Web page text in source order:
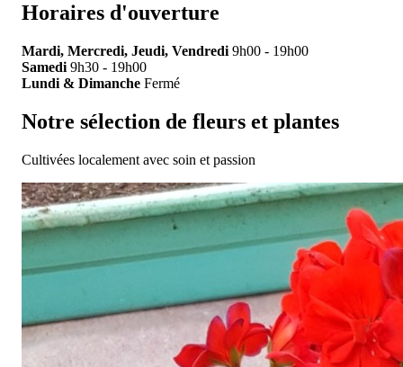
Horaires d'ouverture
Mardi, Mercredi, Jeudi, Vendredi 9h00 - 19h00
Samedi 9h30 - 19h00
Lundi & Dimanche Fermé
Notre sélection de fleurs et plantes
Cultivées localement avec soin et passion